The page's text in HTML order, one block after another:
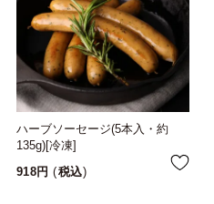
ハーブソーセージ(5本入・約
135g)[冷凍]
918
税込